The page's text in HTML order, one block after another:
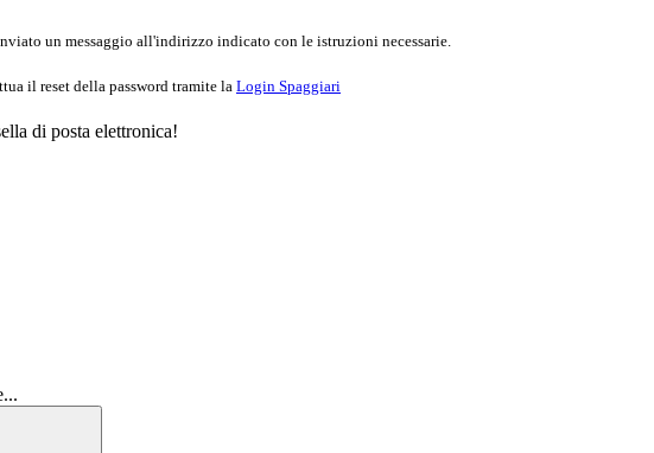
un messaggio all'indirizzo indicato con le istruzioni necessarie.
il reset della password tramite la Login Spaggiari
di posta elettronica!